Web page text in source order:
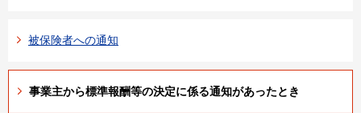
被保険者への通知
事業主から標準報酬等の決定に係る通知があったとき